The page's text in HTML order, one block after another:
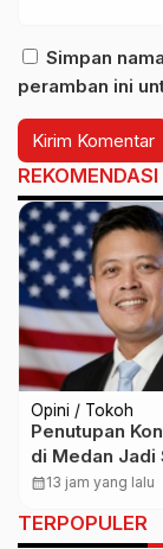
Simpan
peramban ini
Opini / Tokoh
Penutupan
di Medan Jadi
Strategis
calendar_month13 jam yang lalu
TERPOPULER